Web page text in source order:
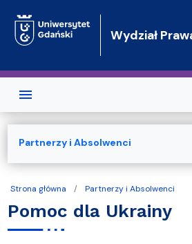
Wydział
Strona główna Partnerzy i Absolwenci
Pomoc dla Ukrainy
Partnerzy i Absolwenci